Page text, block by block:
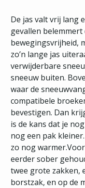
De jas valt vrij lang
gevallen belemmert
bewegingsvrijheid,
zo’n lange jas
verwijderbare
sneeuw buiten.
waar de
compatibele
bevestigen. Dan
is de kans dat je
nog een pak
zo nog
eerder sober
twee grote zakken,
borstzak, en op de